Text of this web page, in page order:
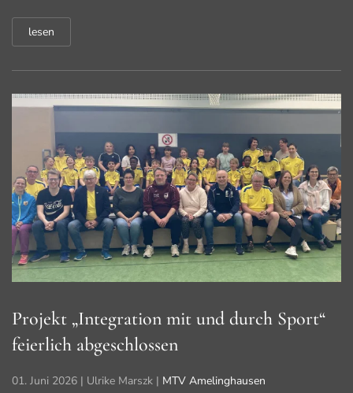
lesen
Projekt „Integration mit und durch Sport“
feierlich abgeschlossen
01. Juni 2026 | Ulrike Marszk | MTV Amelinghausen